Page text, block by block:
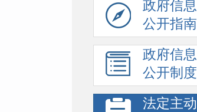
政府信息
公开指南
政府信息
公开制度
法定主动